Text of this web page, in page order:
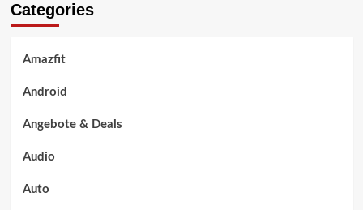
Categories
Amazfit
Android
Angebote & Deals
Audio
Auto